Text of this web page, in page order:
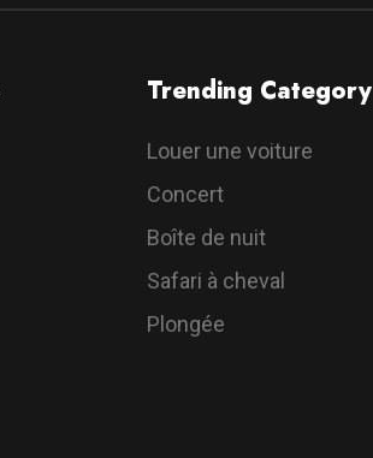
Trending Category
Louer une voiture
Concert
Boîte de nuit
Safari à cheval
Plongée